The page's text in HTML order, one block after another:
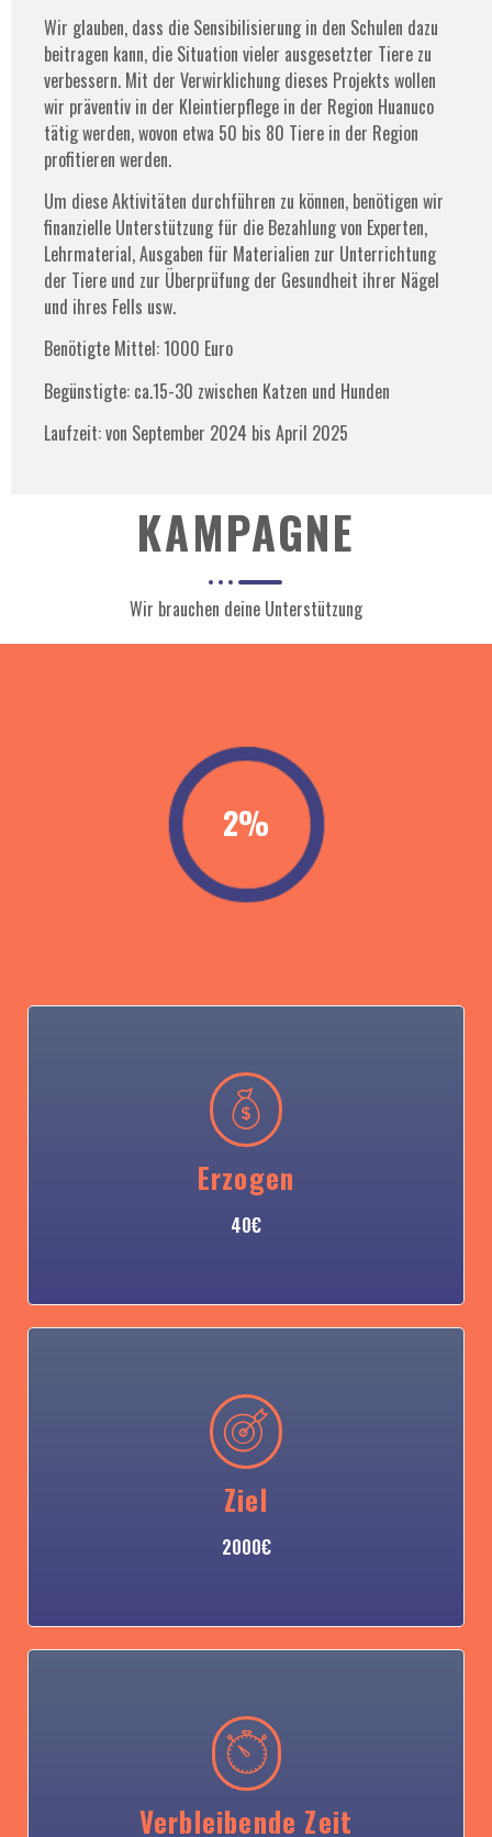
Wir glauben, dass die Sensibilisierung in den Schulen dazu
beitragen kann, die Situation vieler ausgesetzter Tiere zu
verbessern. Mit der Verwirklichung dieses Projekts wollen
wir präventiv in der Kleintierpflege in der Region Huanuco
tätig werden, wovon etwa 50 bis 80 Tiere in der Region
profitieren werden.
Um diese Aktivitäten durchführen zu können, benötigen wir
finanzielle Unterstützung für die Bezahlung von Experten,
Lehrmaterial, Ausgaben für Materialien zur Unterrichtung
der Tiere und zur Überprüfung der Gesundheit ihrer Nägel
und ihres Fells usw.
Benötigte Mittel: 1000 Euro
Begünstigte: ca.15-30 zwischen Katzen und Hunden
Laufzeit: von September 2024 bis April 2025
KAMPAGNE​
Wir brauchen deine Unterstützung
2%
Erzogen
40€
Ziel
2000€
Verbleibende Zeit